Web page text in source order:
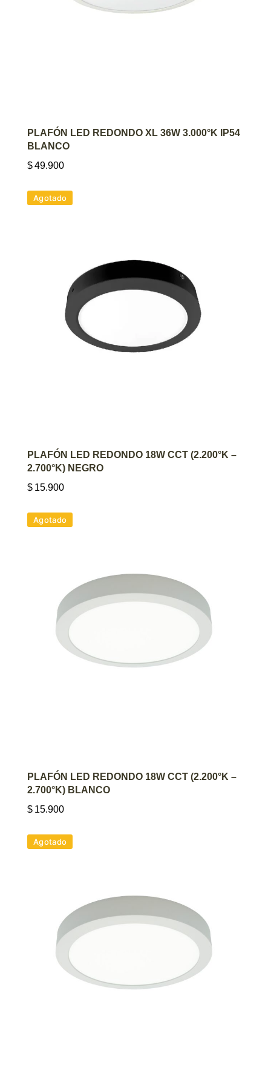
AGREGAR AL CARRITO
PLAFÓN LED REDONDO XL 36W 3.000°K IP54
BLANCO
$49.900
Agotado
AGREGAR AL CARRITO
PLAFÓN LED REDONDO 18W CCT (2.200°K –
2.700°K) NEGRO
$ 15.900
Agotado
AGREGAR AL CARRITO
PLAFÓN LED REDONDO 18W CCT (2.200°K –
2.700°K) BLANCO
$ 15.900
Agotado